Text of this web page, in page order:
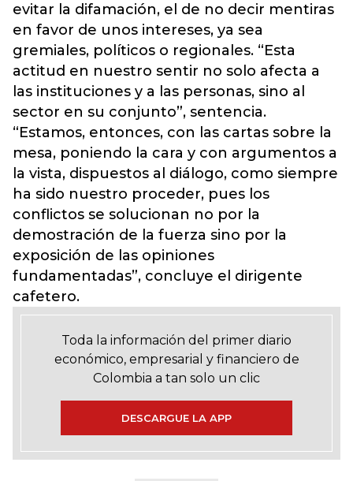
evitar la difamación, el de no decir mentiras
en favor de unos intereses, ya sea
gremiales, políticos o regionales. “Esta
actitud en nuestro sentir no solo afecta a
las instituciones y a las personas, sino al
sector en su conjunto”, sentencia.
“Estamos, entonces, con las cartas sobre la
mesa, poniendo la cara y con argumentos a
la vista, dispuestos al diálogo, como siempre
ha sido nuestro proceder, pues los
conflictos se solucionan no por la
demostración de la fuerza sino por la
exposición de las opiniones
fundamentadas”, concluye el dirigente
cafetero.
Toda la información del primer diario
económico, empresarial y financiero de
Colombia a tan solo un clic
DESCARGUE LA APP